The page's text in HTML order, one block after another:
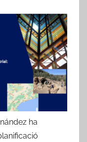
ha